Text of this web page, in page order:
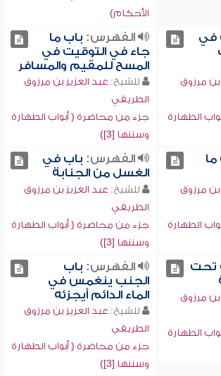
الأحكام)
في
بن مرزوق
الطهارة
الفهرس: باب ما
جاء في التوقيت في
المسح للمقيم والمسافر
للشيخ: عبد العزيز بن مرزوق
الطريفي
جزء من محاضرة ( أبواب الطهارة
وسننها [3])
ما
بن مرزوق
الطهارة
الفهرس: باب في
الغسل من الجنابة
للشيخ: عبد العزيز بن مرزوق
الطريفي
جزء من محاضرة ( أبواب الطهارة
وسننها [3])
تحت
بن مرزوق
الطهارة
الفهرس: باب
الجنب ينغمس في
الماء الدائم أيجزئه
للشيخ: عبد العزيز بن مرزوق
الطريفي
جزء من محاضرة ( أبواب الطهارة
وسننها [3])